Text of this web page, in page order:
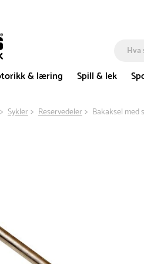
& læring
Spill & lek
Sykler Reservedeler Bakaksel med